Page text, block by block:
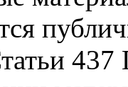
437